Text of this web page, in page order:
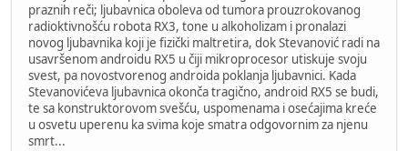
praznih reči; ljubavnica oboleva od tumora prouzrokovanog
radioktivnošću robota RX3, tone u alkoholizam i pronalazi
novog ljubavnika koji je fizički maltretira, dok Stevanović radi na
usavršenom androidu RX5 u čiji mikroprocesor utiskuje svoju
svest, pa novostvorenog androida poklanja ljubavnici. Kada
Stevanovićeva ljubavnica okonča tragično, android RX5 se budi,
te sa konstruktorovom svešću, uspomenama i osećajima kreće
u osvetu uperenu ka svima koje smatra odgovornim za njenu
smrt...